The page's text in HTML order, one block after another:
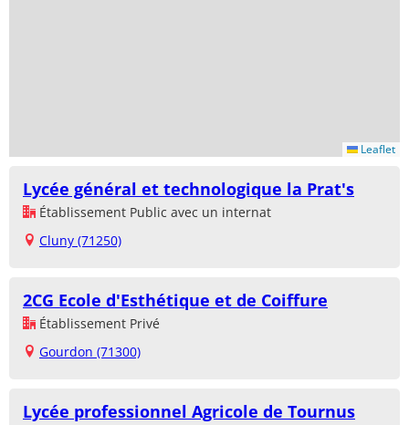
Leaflet
Lycée général et technologique la Prat's
Établissement Public avec un internat
Cluny (71250)
2CG Ecole d'Esthétique et de Coiffure
Établissement Privé
Gourdon (71300)
Lycée professionnel Agricole de Tournus